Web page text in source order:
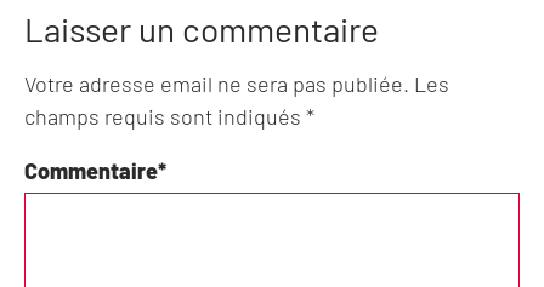
Laisser un commentaire
Votre adresse email ne sera pas publiée. Les
champs requis sont indiqués *
Commentaire*